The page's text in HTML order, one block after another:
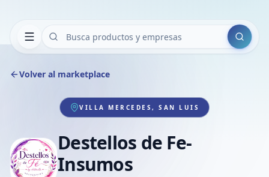
Buscar
Volver al marketplace
VILLA MERCEDES, SAN LUIS
Destellos de Fe-
Insumos